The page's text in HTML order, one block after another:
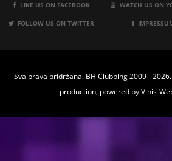
LIKE US ON FACEBOOK WATCH US ON
FOLLOW US ON TWITTER
Sva prava pridržana. BH Clubbing 2009 -
production, powered byVinis-